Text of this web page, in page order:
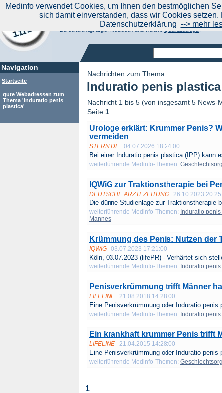
Navigation
Startseite
gute Webadressen zum
Thema 'Induratio penis
plastica'
Aktuelle Nachrichten|
Suchen Sie noch oder Finden Sie schon?
Medinfo.de - Meta-Portal für Gesundheitsthemen
Berücksichtigt afgis, Medisuch und weitereQualitätssiegel.
Nachrichten zum Thema
Induratio penis plastica
Nachricht 1 bis 5 (von insgesamt 5 News-
Seite 1
Urologe erklärt: Krummer Penis?
vermeiden
STERN.DE 04.07.2026 18:24:00
Bei einer Induratio penis plastica (IPP) kann
weiterführende Medinfo-Themen:
IQWiG zur Traktionstherapie bei
DEUTSCHE ÄRZTEZEITUNG 26.10.2023
Die dünne Studienlage zur Traktionstherapie
weiterführende Medinfo-Themen: Induratio
Mannes
Krümmung des Penis: Nutzen der
IQWIG 03.07.2023 17:21:00
Köln, 03.07.2023 (lifePR) - Verhärtet sich
weiterführende Medinfo-Themen: Induratio
Penisverkrümmung trifft Männer
LIFELINE 21.08.2018 14:28:00
Eine Penisverkrümmung oder Induratio penis
weiterführende Medinfo-Themen: Induratio
Ein krankhaft krummer Penis trifft
LIFELINE 21.04.2015 14:28:00
Eine Penisverkrümmung oder Induratio penis
weiterführende Medinfo-Themen:
1
Medinfo verwendet Cookies, um Ihnen den bestmöglichen
sich damit einverstanden, dass wir Cookies
Datenschutzerklärung --> mehr